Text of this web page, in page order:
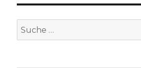
Suche
nach: